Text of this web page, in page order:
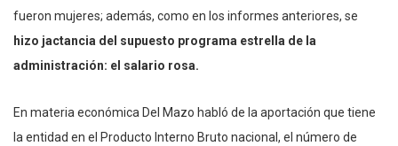
fueron mujeres; además, como en los informes anteriores, se
hizo jactancia del supuesto programa estrella de la
administración: el salario rosa.
En materia económica Del Mazo habló de la aportación que tiene
la entidad en el Producto Interno Bruto nacional, el número de